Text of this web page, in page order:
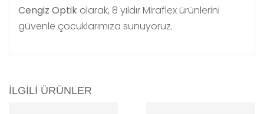
Cengiz Optik olarak, 8 yıldır Miraflex ürünlerini
güvenle çocuklarımıza sunuyoruz.
İLGILI ÜRÜNLER